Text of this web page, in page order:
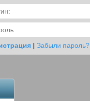
| Забыли пароль?